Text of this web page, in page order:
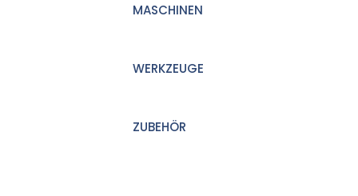
MASCHINEN
WERKZEUGE
ZUBEHÖR